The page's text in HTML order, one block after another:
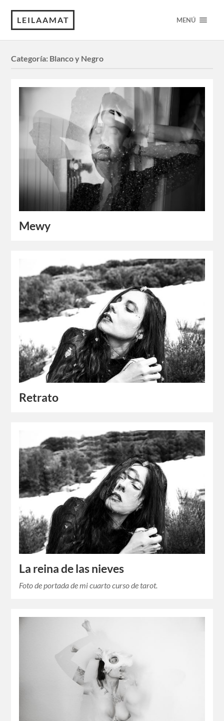
LEILAAMAT MENÚ
Categoría: Blanco y Negro
Mewy
Retrato
La reina de las nieves
Foto de portada de mi cuarto curso de tarot.